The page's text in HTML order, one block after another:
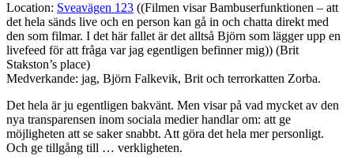
Location: Sveavägen 123 ((Filmen visar Bambuserfunktionen – att
det hela sänds live och en person kan gå in och chatta direkt med
den som filmar. I det här fallet är det alltså Björn som lägger upp en
livefeed för att fråga var jag egentligen befinner mig)) (Brit
Stakston’s place)
Medverkande: jag, Björn Falkevik, Brit och terrorkatten Zorba.
Det hela är ju egentligen bakvänt. Men visar på vad mycket av den
nya transparensen inom sociala medier handlar om: att ge
möjligheten att se saker snabbt. Att göra det hela mer personligt.
Och ge tillgång till … verkligheten.